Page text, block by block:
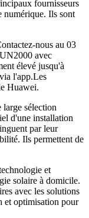
fournisseurs
numérique. Ils sont
nous au 03
avec
élevé jusqu'à
l'app.Les
Huawei.
sélection
d'une installation
par leur
Ils permettent de
et
solaire à domicile.
avec les solutions
et optimisation pour